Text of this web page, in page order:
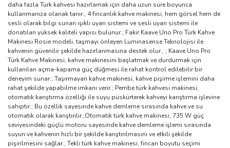
daha fazla Türk kahvesi hazırlamak için daha uzun süre boyunca
kullanmanıza olanak tanır.; 4 fincanlık kahve makinesi, hem görsel hem de
sesli olarak bilgi sunan ışıklı uyarı sistemi ve sesli uyarı sistemi ile
donatılan yüksek kaliteli yapısı bulunur.; Fakir Kaave Uno Pro Türk Kahve
Makinesi Rosie modeli, taşmayı önleyen Luminasense Teknolojisi ile
kahvenin güvenilir şekilde hazırlanmasına destek olur.; ; Kaave Uno Pro
Türk Kahve Makinesi, kahve makinesini başlatmak ve durdurmak için
kullanılan açma-kapama güç düğmesi ile rahat kontrol edilebilir bir
deneyim sunar.; Taşırmayan kahve makinesi, kahve pişirme işlemini daha
rahat şekilde yapabilme imkanı verir.; Pembe türk kahvesi makinesi,
otomatik karıştırma özelliği ile suyu püskürterek kahveyi karıştırma işlevine
sahiptir.; Bu özellik sayesinde kahve demleme sırasında kahve ve su
otomatik olarak karıştırılır.;Otomatik türk kahve makinesi, 735 W güç
seviyesindeki güçlü motoru sayesinde kahve demleme işlemi sırasında
suyun ve kahvenin hızlı bir şekilde karıştırılmasını ve etkili şekilde
pişirilmesini sağlar.; Tekli türk kahve makinesi, fincan boyutu seçimi